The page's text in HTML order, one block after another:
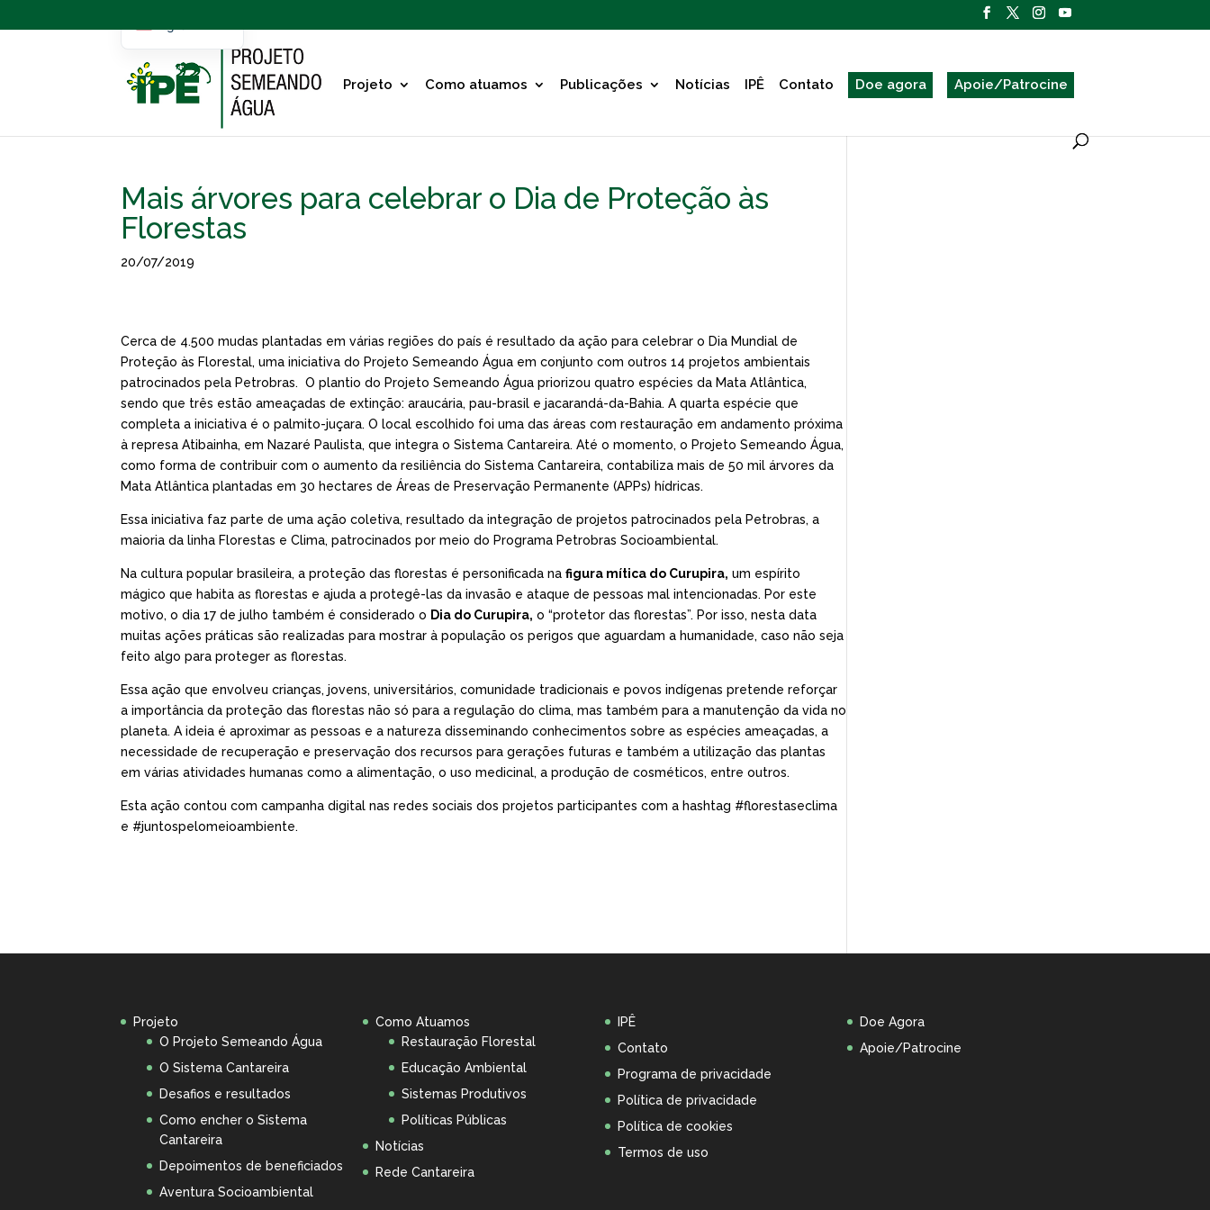
Projeto Como atuamos Publicações Notícias IPÊ Contato Doe agora Apoie/Patrocine
Mais árvores para celebrar o Dia de Proteção às
Florestas
20/07/2019
Cerca de 4.500 mudas plantadas em várias regiões do país é resultado da ação para celebrar o Dia Mundial de
Proteção às Florestal, uma iniciativa do Projeto Semeando Água em conjunto com outros 14 projetos ambientais
patrocinados pela Petrobras. O plantio do Projeto Semeando Água priorizou quatro espécies da Mata Atlântica,
sendo que três estão ameaçadas de extinção: araucária, pau-brasil e jacarandá-da-Bahia. A quarta espécie que
completa a iniciativa é o palmito-juçara. O local escolhido foi uma das áreas com restauração em andamento próxima
à represa Atibainha, em Nazaré Paulista, que integra o Sistema Cantareira. Até o momento, o Projeto Semeando Água,
como forma de contribuir com o aumento da resiliência do Sistema Cantareira, contabiliza mais de 50 mil árvores da
Mata Atlântica plantadas em 30 hectares de Áreas de Preservação Permanente (APPs) hídricas.
Essa iniciativa faz parte de uma ação coletiva, resultado da integração de projetos patrocinados pela Petrobras, a
maioria da linha Florestas e Clima, patrocinados por meio do Programa Petrobras Socioambiental.
Na cultura popular brasileira, a proteção das florestas é personificada nafigura mítica do Curupira, um espírito
mágico que habita as florestas e ajuda a protegê-las da invasão e ataque de pessoas mal intencionadas. Por este
motivo, o dia 17 de julho também é considerado o Dia do Curupira, o “protetor das florestas”. Por isso, nesta data
muitas ações práticas são realizadas para mostrar à população os perigos que aguardam a humanidade, caso não seja
feito algo para proteger as florestas.
Essa ação que envolveu crianças, jovens, universitários, comunidade tradicionais e povos indígenas pretende reforçar
a importância da proteção das florestas não só para a regulação do clima, mas também para a manutenção da vida no
planeta. A ideia é aproximar as pessoas e a natureza disseminando conhecimentos sobre as espécies ameaçadas, a
necessidade de recuperação e preservação dos recursos para gerações futuras e também a utilização das plantas
em várias atividades humanas como a alimentação, o uso medicinal, a produção de cosméticos, entre outros.
Esta ação contou com campanha digital nas redes sociais dos projetos participantes com a hashtag #florestaseclima
e #juntospelomeioambiente.
Projeto
O Projeto Semeando Água
O Sistema Cantareira
Desafios e resultados
Como encher o Sistema
Cantareira
Depoimentos de beneficiados
Aventura Socioambiental
Como Atuamos
Restauração Florestal
Educação Ambiental
Sistemas Produtivos
Políticas Públicas
Notícias
Rede Cantareira
IPÊ
Contato
Programa de privacidade
Política de privacidade
Política de cookies
Termos de uso
Doe Agora
Apoie/Patrocine